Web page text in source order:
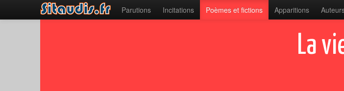
Parutions Incitations Poèmes et fictions Apparitions
La